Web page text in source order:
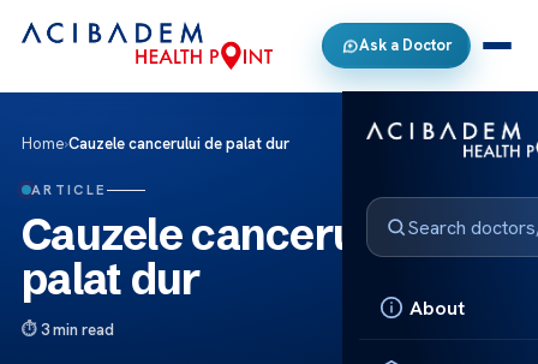
Ask a Doctor
About
Home›Cauzele cancerului de palat dur
ARTICLE
Cauzele cancerului de
palat dur
3 min read